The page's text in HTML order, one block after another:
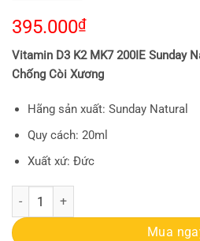
395.000₫
Vitamin D3 K2 MK7 200IE Sunday
Chống Còi Xương
Hãng sản xuất: Sunday Natural
Quy cách: 20ml
Xuất xứ: Đức
Vitamin D3 K2 MK7 200IE Sunday
Mua